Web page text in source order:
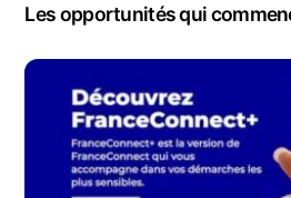
Les opportunités qui